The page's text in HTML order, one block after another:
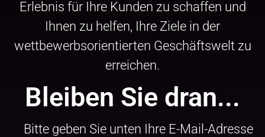
Erlebnis für Ihre Kunden zu schaffen und
Ihnen zu helfen, Ihre Ziele in der
wettbewerbsorientierten Geschäftswelt zu
erreichen.
Bleiben Sie dran...
Bitte geben Sie unten Ihre E-Mail-Adresse